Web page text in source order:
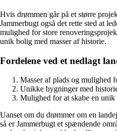
Hvis drømmen går på et større
Jammerbugt også det rette sted at
mulighed for store
unik bolig med masser af historie.
Fordelene ved et nedlagt
Masser af plads og mulighed
Unikke bygninger med
Mulighed for at skabe en
Uanset om du drømmer om en
så er Jammerbugt et spændende